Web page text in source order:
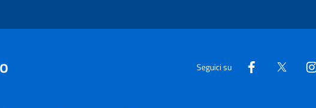
Seguici su